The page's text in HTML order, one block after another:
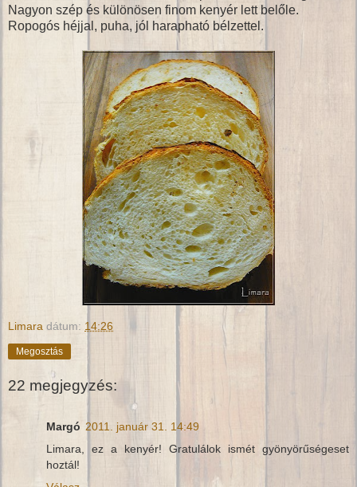
Nagyon szép és különösen finom kenyér lett belőle.
Ropogós héjjal, puha, jól harapható bélzettel.
Limara dátum: 14:26
Megosztás
22 megjegyzés:
Margó 2011. január 31. 14:49
Limara, ez a kenyér! Gratulálok ismét gyönyörűségeset
hoztál!